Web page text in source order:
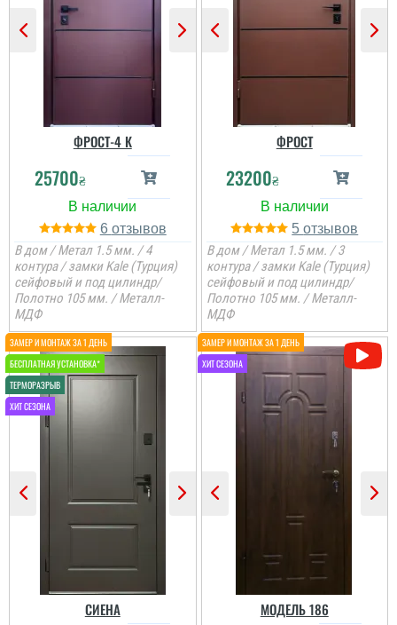
Мирон
Дуже сподобалось
покриття та те , що
двері мають 4 контури
утеплені
ФРОСТ-4 К
25700₴
6
В дом / Метал 1.5 мм. / 4
контура / замки Kale (Турция)
сейфовый и под цилиндр/
Полотно 105 мм. / Металл-
МДФ
ФРОСТ
23200₴
5
В дом / Метал 1.5 мм. / 3
контура / замки Kale (Турция)
сейфовый и под цилиндр/
Полотно 105 мм. / Металл-
МДФ
СИЕНА МОДЕЛЬ 186